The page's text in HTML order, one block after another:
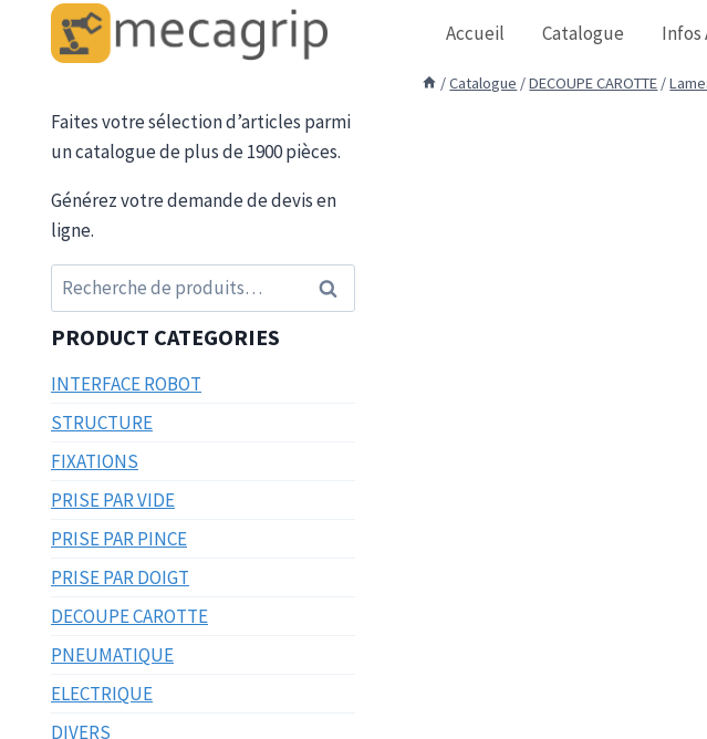
Accueil Catalogue Infos
/Catalogue /DECOUPE CAROTTE /
Faites votre sélection d’articles parmi
un catalogue de plus de 1900 pièces.
Générez votre demande de devis en
ligne.
Recherche
pour :
Recherche
PRODUCT CATEGORIES
INTERFACE ROBOT
STRUCTURE
FIXATIONS
PRISE PAR VIDE
PRISE PAR PINCE
PRISE PAR DOIGT
DECOUPE CAROTTE
PNEUMATIQUE
ELECTRIQUE
DIVERS